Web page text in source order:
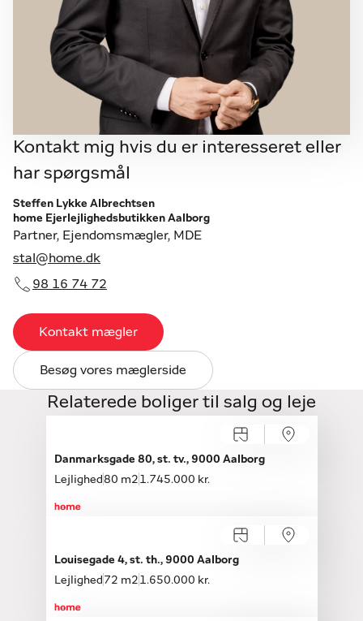
Kontakt mig hvis du er interesseret eller
har spørgsmål
Steffen Lykke Albrechtsen
home Ejerlejlighedsbutikken Aalborg
Partner, Ejendomsmægler, MDE
stal@home.dk
98 16 74 72
Kontakt mægler
Besøg vores mæglerside
Relaterede boliger til salg og leje
Søndag 09.08, kl. 12.00-16.00
Danmarksgade 80, st. tv., 9000 Aalborg
Lejlighed80 m2 1.745.000 kr.
Søndag 09.08, kl. 12.00-16.00
Louisegade 4, st. th., 9000 Aalborg
Lejlighed 72 m2 1.650.000 kr.